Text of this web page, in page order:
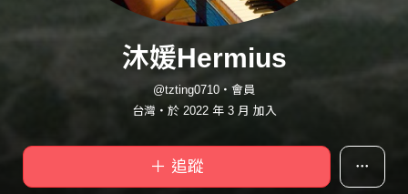
沐媛Hermius
@tzting0710・會員
台灣・於 2022 年 3 月 加入
＋ 追蹤